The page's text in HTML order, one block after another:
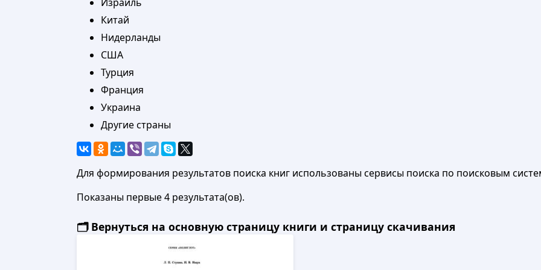
Китай
Нидерланды
США
Турция
Франция
Украина
Другие страны
Для формирования результатов поиска книг использованы сервисы поиска по поисковым
Показаны первые 4 результата(ов).
🗂️ Вернуться на основную страницу книги и страницу скачивания